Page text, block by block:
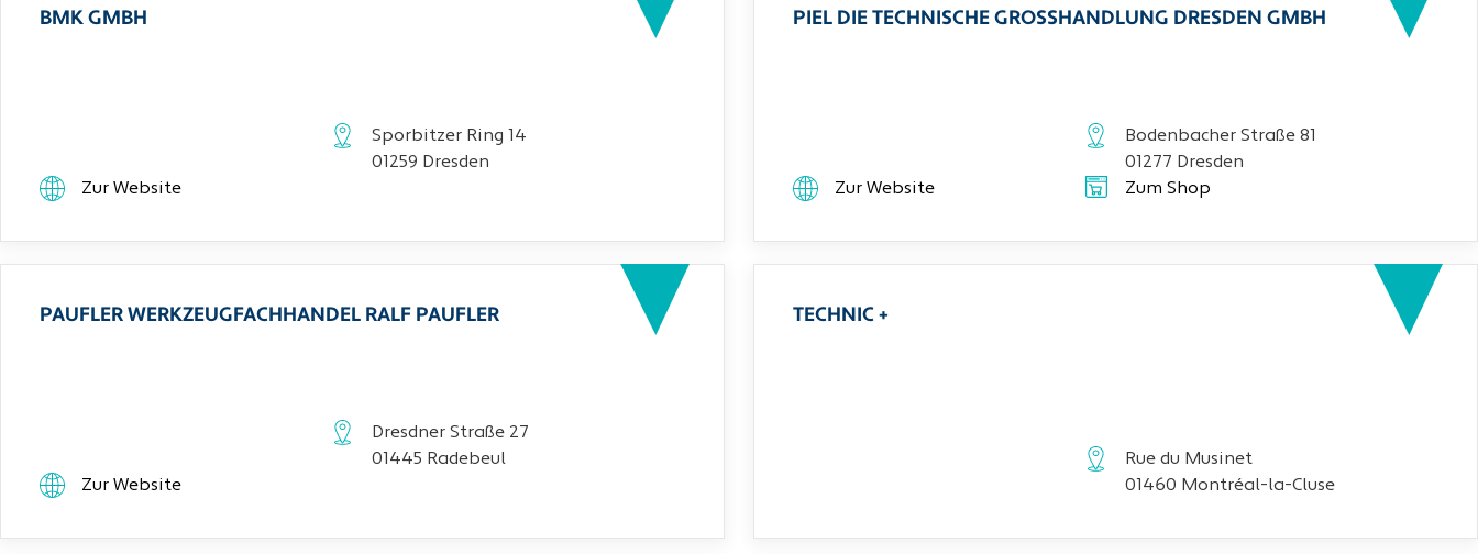
BMK GMBH
Sporbitzer Ring 14
01259 Dresden
Zur Website
PIEL DIE TECHNISCHE GROSSHANDLUNG DRESDEN GMBH
Bodenbacher Straße 81
01277 Dresden
Zur Website
Zum Shop
PAUFLER WERKZEUGFACHHANDEL RALF PAUFLER
Dresdner Straße 27
01445 Radebeul
Zur Website
TECHNIC +
Rue du Musinet
01460 Montréal-la-Cluse